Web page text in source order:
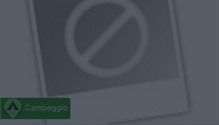
Campeggio